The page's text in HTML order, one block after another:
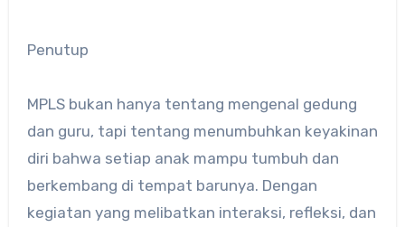
Penutup
MPLS bukan hanya tentang mengenal gedung
dan guru, tapi tentang menumbuhkan keyakinan
diri bahwa setiap anak mampu tumbuh dan
berkembang di tempat barunya. Dengan
kegiatan yang melibatkan interaksi, refleksi, dan